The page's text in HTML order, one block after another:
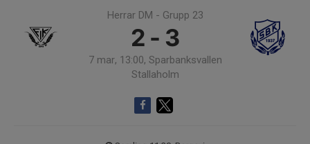
Herrar DM - Grupp 23
2 - 3
7 mar, 13:00, Sparbanksvallen
Stallaholm